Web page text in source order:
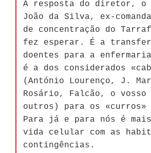
A resposta do diretor, o
João da Silva, ex-
de concentração do
fez esperar. É a
doentes para a
é a dos considerados
(António Lourenço, J.
Rosário, Falcão, o vosso
outros) para os «curros»
Para já e para nós é mais
vida celular com as
contingências.